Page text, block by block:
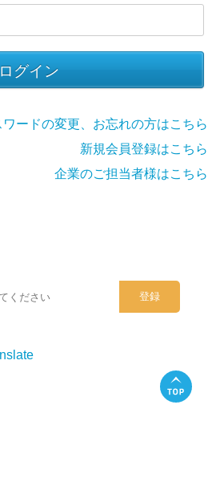
ワードの変更、お忘れの方はこちら
新規会員登録はこちら
企業のご担当者様はこちら